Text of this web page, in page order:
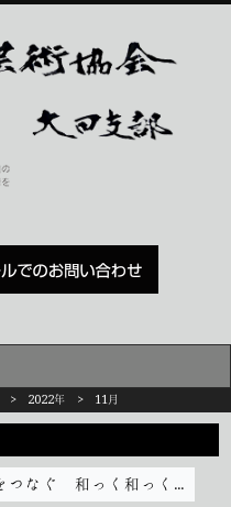
> 2022年 > 11月
《おおた和の祭典2023 和をつなぐ 和っく和っくな学び舎》